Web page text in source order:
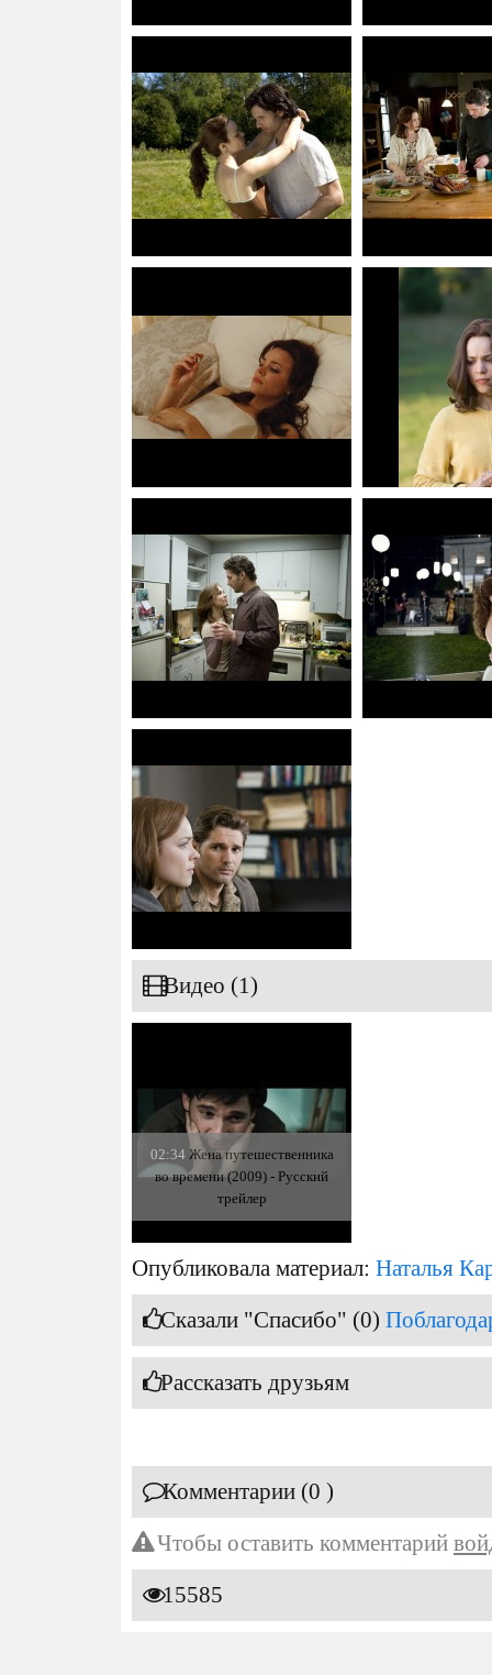
Видео (1)
02:34Жена путешественника
во времени (2009) - Русский
трейлер
Опубликовала материал: Наталья
Сказали "Спасибо" (0)
Рассказать друзьям
Комментарии (0 )
Чтобы оставить комментарий
15585